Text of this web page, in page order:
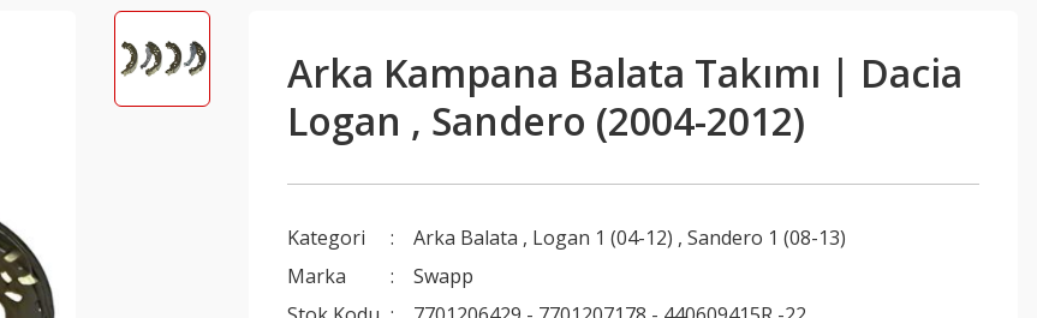
Arka Kampana Balata Takımı | Dacia
Logan , Sandero (2004-2012)
Kategori Arka Balata , Logan 1 (04-12) ,Sandero 1 (08-13)
Marka
Swapp